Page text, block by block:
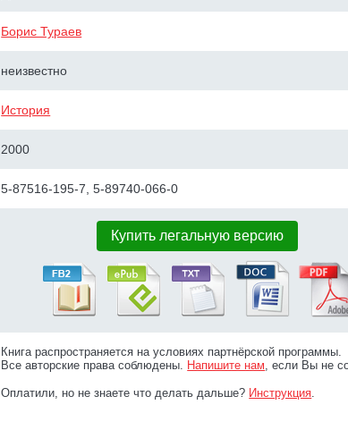
Борис Тураев
неизвестно
История
2000
5-87516-195-7, 5-89740-066-0
Купить легальную версию
Книга распространяется на условиях партнёрской программы.
Все авторские права соблюдены. Напишите нам, если Вы не
Оплатили, но не знаете что делать дальше? Инструкция.